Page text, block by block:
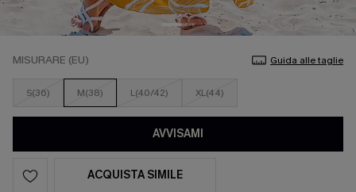
MISURARE (EU) Guida alle taglie
S(36) M(38) L(40/42) XL(44)
AVVISAMI
ACQUISTA SIMILE